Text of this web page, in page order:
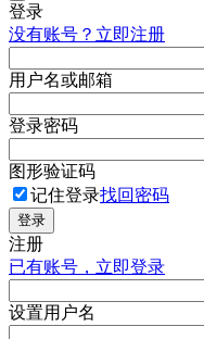
登录
没有账号？立即注册
用户名或邮箱
登录密码
图形验证码
记住登录找回密码
登录
注册
已有账号，立即登录
设置用户名